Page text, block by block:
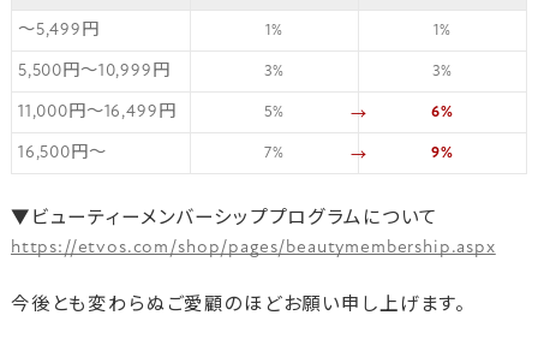
～5,499円 1% 1%
5,500円～10,999円 3% 3%
11,000円～16,499円 5% → 6%
16,500円～ 7% → 9%
▼ビューティーメンバーシッププログラムについて
https://etvos.com/shop/pages/beautymembership.aspx
今後とも変わらぬご愛顧のほどお願い申し上げます。